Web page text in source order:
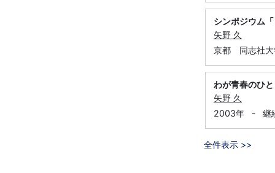
シンポジウム
矢野 久
京都 同志社
わが青春のひ
矢野 久
2003年
- 継
全件表示 >>